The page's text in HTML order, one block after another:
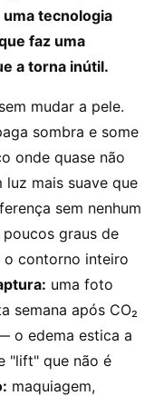
tecnologia
faz uma
a torna inútil.
mudar a pele.
sombra e some
onde quase não
mais suave que
sem nenhum
poucos graus de
o contorno inteiro
uma foto
semana após CO₂
o edema estica a
"lift" que não é
maquiagem,